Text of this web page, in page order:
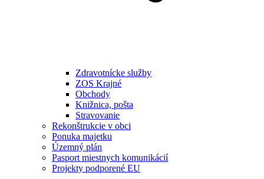
Zdravotnícke služby
ZOS Krajné
Obchody
Knižnica, pošta
Stravovanie
Rekonštrukcie v obci
Ponuka majetku
Územný plán
Pasport miestnych komunikácií
Projekty podporené EU